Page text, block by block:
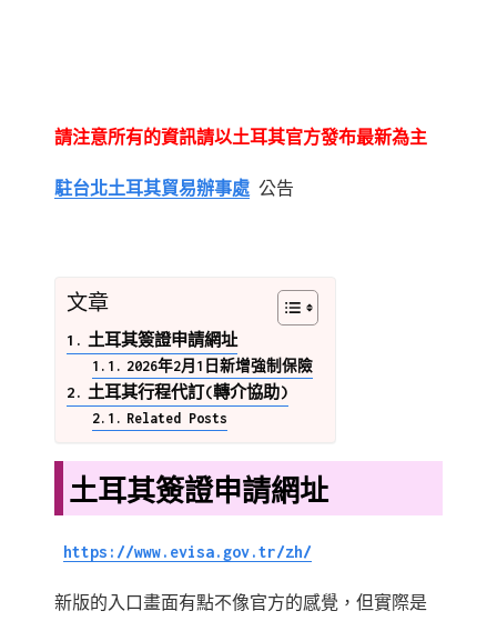
請注意所有的資訊請以土耳其官方發布最新為主
駐台北土耳其貿易辦事處 公告
文章
土耳其簽證申請網址
2026年2月1日新增強制保險
土耳其行程代訂(轉介協助)
Related Posts
土耳其簽證申請網址
https://www.evisa.gov.tr/zh/
新版的入口畫面有點不像官方的感覺，但實際是